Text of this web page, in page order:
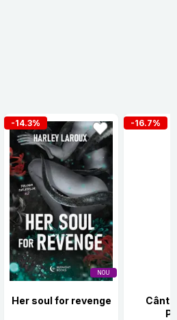
NOU
-14.3%
Her soul for revenge
-16.7%